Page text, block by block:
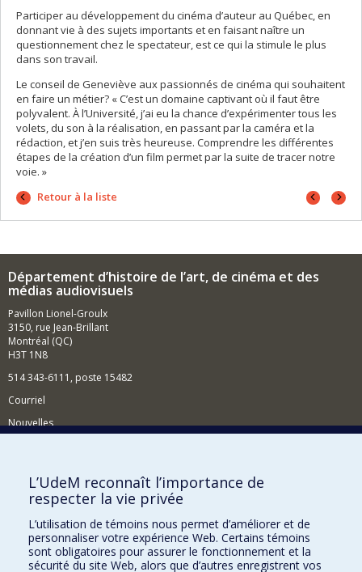
Participer au développement du cinéma d’auteur au Québec, en
donnant vie à des sujets importants et en faisant naître un
questionnement chez le spectateur, est ce qui la stimule le plus
dans son travail.
Le conseil de Geneviève aux passionnés de cinéma qui souhaitent
en faire un métier? « C’est un domaine captivant où il faut être
polyvalent. À l’Université, j’ai eu la chance d’expérimenter tous les
volets, du son à la réalisation, en passant par la caméra et la
rédaction, et j’en suis très heureuse. Comprendre les différentes
étapes de la création d’un film permet par la suite de tracer notre
voie. »
Retour à la liste
Portrait
Portrait
Département d’histoire de l’art, de cinéma et des
médias audiovisuels
Pavillon Lionel-Groulx
3150, rue Jean-Brillant
Montréal (QC)
H3T 1N8
514 343-6111, poste 15482
Courriel
Nouvelles
Comment soutenir le Département?
BESOIN D'AIDE?
Plan du site
Signaler une erreur
L’UdeM reconnaît l’importance de
respecter la vie privée
L’utilisation de témoins nous permet d’améliorer et de
personnaliser votre expérience Web. Certains témoins
sont obligatoires pour assurer le fonctionnement et la
sécurité du site Web, alors que d’autres enregistrent vos